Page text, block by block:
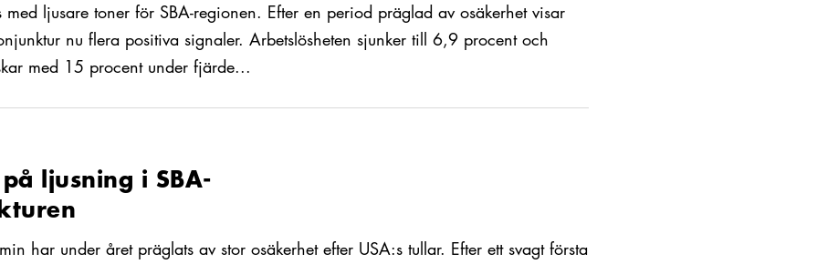
med ljusare toner för SBA-regionen. Efter en period präglad av osäkerhet visar
nu flera positiva signaler. Arbetslösheten sjunker till 6,9 procent och
med 15 procent under fjärde...
ljusning i SBA-
har under året präglats av stor osäkerhet efter USA:s tullar. Efter ett svagt första